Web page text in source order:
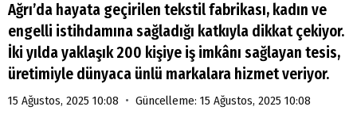
Ağrı’da hayata geçirilen tekstil fabrikası, kadın ve
engelli istihdamına sağladığı katkıyla dikkat çekiyor.
İki yılda yaklaşık 200 kişiye iş imkânı sağlayan tesis,
üretimiyle dünyaca ünlü markalara hizmet veriyor.
15 Ağustos, 2025 10:08 • Güncelleme: 15 Ağustos, 2025 10:08